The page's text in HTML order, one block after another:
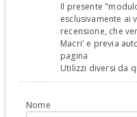
Il presente
esclusivamente ai
recensione, che
Macri' e previa
pagina
Utilizzi diversi da
Nome